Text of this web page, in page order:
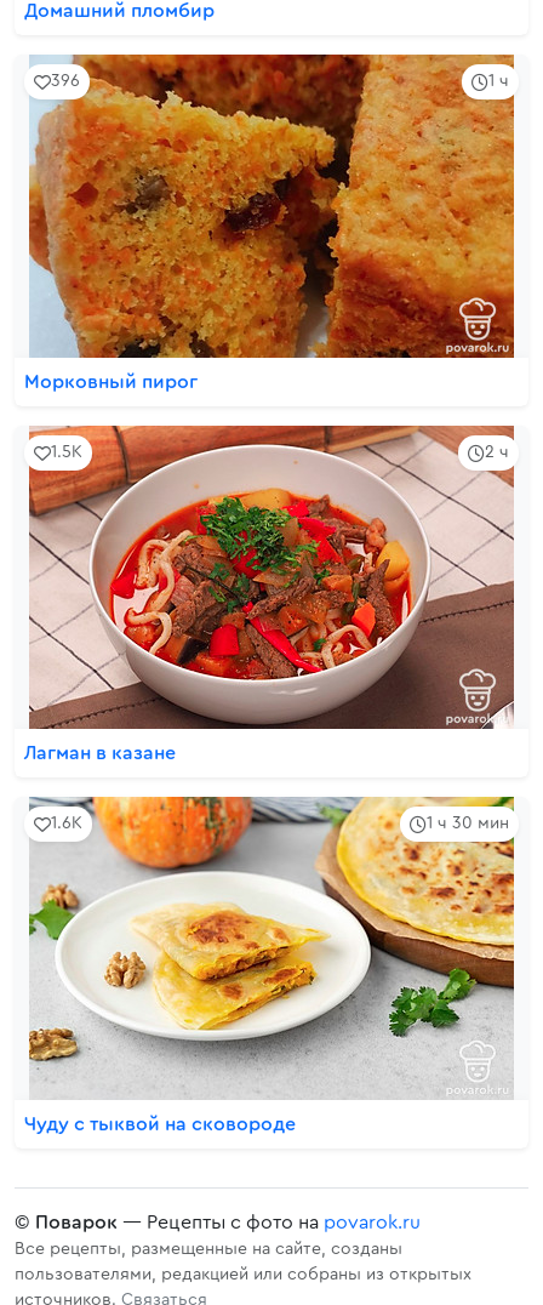
Домашний пломбир
1 ч
396
Морковный пирог
2 ч
1.5K
Лагман в казане
1 ч 30 мин
1.6K
Чуду с тыквой на сковороде
© Поварок — Рецепты с фото на povarok.ru
Все рецепты, размещенные на сайте, созданы
пользователями, редакцией или собраны из открытых
источников. Связаться